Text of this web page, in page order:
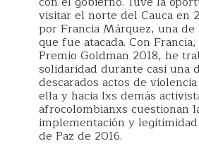
visitar el norte del Cauca en
por Francia Márquez, una de
que fue atacada. Con
Premio Goldman 2018, he
solidaridad durante casi una
descarados actos de
ella y hacia lxs demás
afrocolombianxs cuestionan
implementación y
de Paz de 2016.